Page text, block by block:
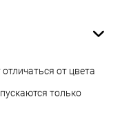
от цвета
только